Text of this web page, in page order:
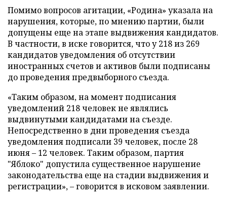
Помимо вопросов агитации, «Родина» указала на
нарушения, которые, по мнению партии, были
допущены еще на этапе выдвижения кандидатов.
В частности, в иске говорится, что у 218 из 269
кандидатов уведомления об отсутствии
иностранных счетов и активов были подписаны
до проведения предвыборного съезда.
«Таким образом, на момент подписания
уведомлений 218 человек не являлись
выдвинутыми кандидатами на съезде.
Непосредственно в дни проведения съезда
уведомления подписали 39 человек, после 28
июня – 12 человек. Таким образом, партия
"Яблоко" допустила существенное нарушение
законодательства еще на стадии выдвижения и
регистрации», – говорится в исковом заявлении.